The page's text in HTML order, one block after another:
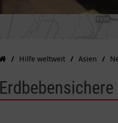
Hilfe weltweit Asien